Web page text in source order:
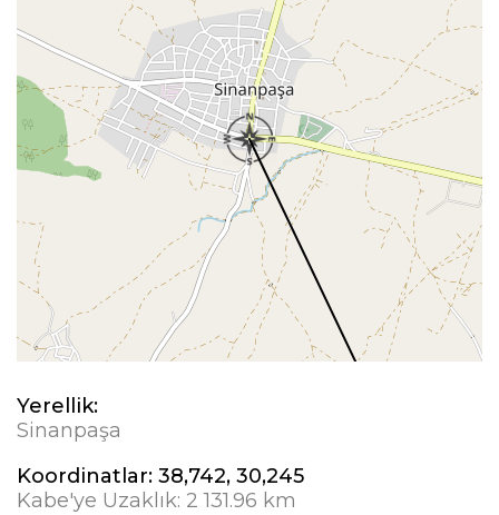
Yerellik:
Sinanpaşa
Koordinatlar: 38,742, 30,245
Kabe'ye Uzaklık: 2 131.96 km